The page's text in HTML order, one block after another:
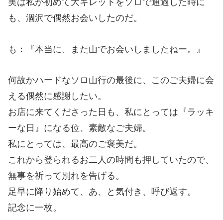
実は私が初めて大キレットをソロで通過した時に
も、涸沢で偶然お会いしたのだ。
も：『本当に、また山でお会いしましたねー。』
何故かハードなソロ山行の最後に、このご夫婦に会
える偶然に感謝したい。
お店に来てくださった日も、私にとっては『ラッキ
ーな日』になる位、素敵なご夫婦。
私にとっては、最高のご褒美だ。
これから登られるお二人の時間も押していたので、
無事を祈って別れを告げる。
足早に降り始めて、あ、と気付き、呼び返す。
記念に一枚。